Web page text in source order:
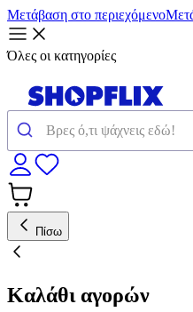
Μετάβαση στο περιεχόμενο
Όλες οι κατηγορίες
Πίσω
Καλάθι αγορών